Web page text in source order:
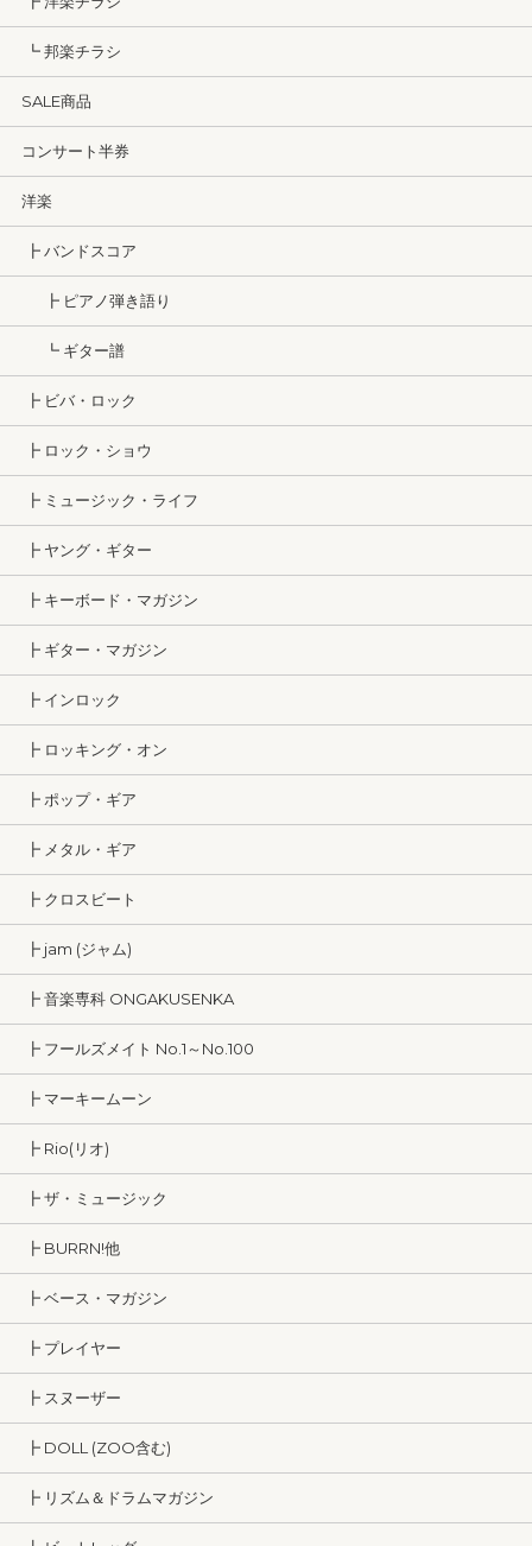
┗ 邦楽チラシ
SALE商品
コンサート半券
洋楽
┣ バンドスコア
┣ ピアノ弾き語り
┗ ギター譜
┣ ビバ・ロック
┣ ロック・ショウ
┣ ミュージック・ライフ
┣ ヤング・ギター
┣ キーボード・マガジン
┣ ギター・マガジン
┣ インロック
┣ ロッキング・オン
┣ ポップ・ギア
┣ メタル・ギア
┣ クロスビート
┣ jam (ジャム)
┣ 音楽専科 ONGAKUSENKA
┣ フールズメイト No.1～No.100
┣ マーキームーン
┣ Rio(リオ)
┣ ザ・ミュージック
┣ BURRN!他
┣ ベース・マガジン
┣ プレイヤー
┣ スヌーザー
┣ DOLL (ZOO含む)
┣ リズム＆ドラムマガジン